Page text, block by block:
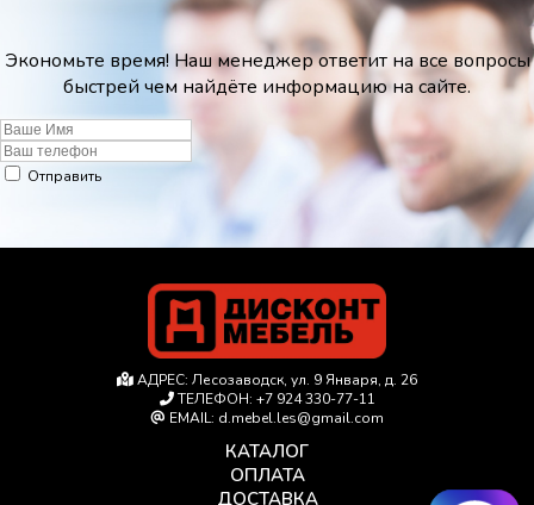
Экономьте время! Наш менеджер ответит на все вопросы
быстрей чем найдёте информацию на сайте.
Отправить
АДРЕС: Лесозаводск, ул. 9 Января, д. 26
ТЕЛЕФОН: +7 924 330-77-11
EMAIL: d.mebel.les@gmail.com
КАТАЛОГ
ОПЛАТА
ДОСТАВКА